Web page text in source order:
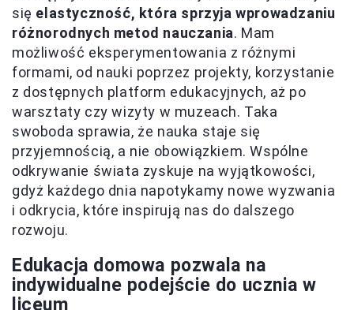
się elastyczność, która sprzyja wprowadzaniu
różnorodnych metod nauczania. Mam
możliwość eksperymentowania z różnymi
formami, od nauki poprzez projekty, korzystanie
z dostępnych platform edukacyjnych, aż po
warsztaty czy wizyty w muzeach. Taka
swoboda sprawia, że nauka staje się
przyjemnością, a nie obowiązkiem. Wspólne
odkrywanie świata zyskuje na wyjątkowości,
gdyż każdego dnia napotykamy nowe wyzwania
i odkrycia, które inspirują nas do dalszego
rozwoju.
Edukacja domowa pozwala na
indywidualne podejście do ucznia w
liceum